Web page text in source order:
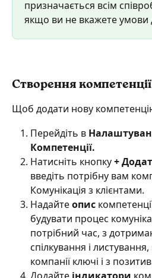
призначається всім
якщо ви не вкажете умови
Створення компетенції
Щоб додати нову
Перейдіть в
Компетенції.
Натисніть кнопку +
введіть потрібну вам
Комунікація з клієнтами.
Надайте опис
будувати процес
потрібний час, з
спілкування і
компанії ключі і з